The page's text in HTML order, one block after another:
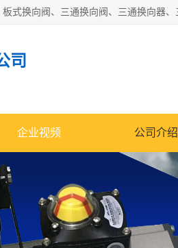
司
企业视频 公司介绍